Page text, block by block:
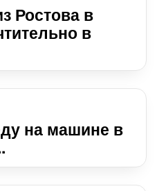
Ростова в
в
на машине в